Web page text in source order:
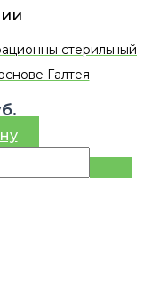
стерильный
Галтея